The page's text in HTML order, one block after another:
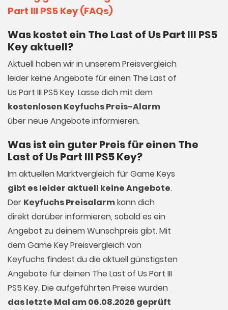
Part III PS5 Key (FAQs)
Was kostet ein The Last of Us Part III PS5
Key aktuell?
Aktuell haben wir in unserem Preisvergleich
leider keine Angebote für einen The Last of
Us Part III PS5 Key. Lasse dich mit dem
kostenlosen Keyfuchs Preis-Alarm
über neue Angebote informieren.
Was ist ein guter Preis für einen The
Last of Us Part III PS5 Key?
Im aktuellen Marktvergleich fürGame Keys
gibt es leider aktuell keine Angebote.
Der Keyfuchs Preisalarmkann dich
direkt darüber informieren, sobald es ein
Angebot zu deinem Wunschpreis gibt. Mit
dem Game Key Preisvergleich von
Keyfuchs findest du die aktuell günstigsten
Angebote für deinen The Last of Us Part III
PS5 Key. Die aufgeführten Preise wurden
das letzte Mal am 06.08.2026 geprüft